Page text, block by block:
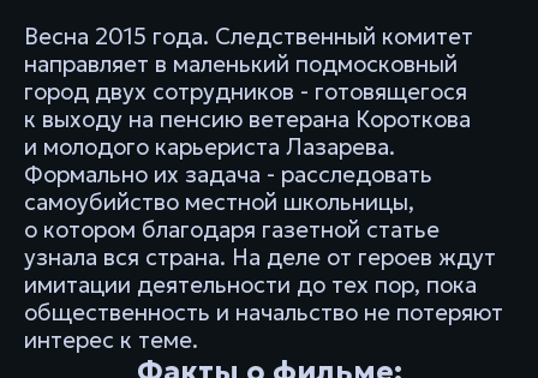
Весна 2015 года. Следственный комитет
направляет в маленький подмосковный
город двух сотрудников - готовящегося
к выходу на пенсию ветерана Короткова
и молодого карьериста Лазарева.
Формально их задача - расследовать
самоубийство местной школьницы,
о котором благодаря газетной статье
узнала вся страна. На деле от героев ждут
имитации деятельности до тех пор, пока
общественность и начальство не потеряют
интерес к теме.